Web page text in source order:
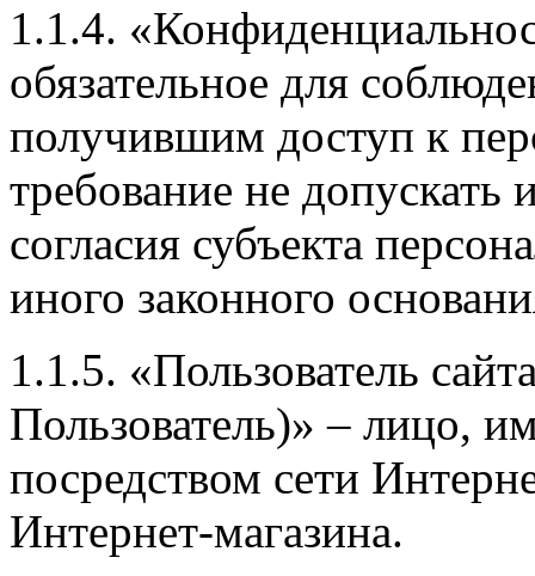
1.1.4.
обязательное для
получившим доступ к
требование не допускать
согласия субъекта
иного законного
1.1.5. «Пользователь
Пользователь)» – лицо,
посредством сети
Интернет-магазина.